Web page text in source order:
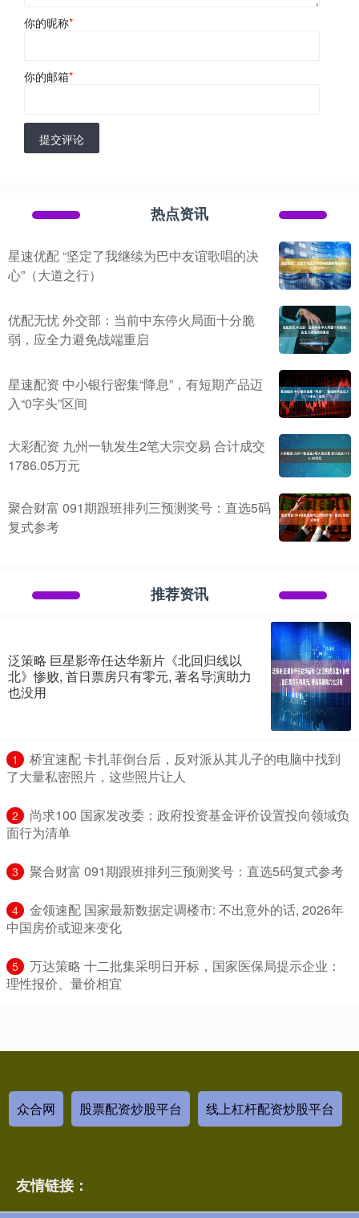
你的昵称*
你的邮箱*
提交评论
热点资讯
星速优配 “坚定了我继续为巴中友谊歌唱的决
心”（大道之行）
优配无忧 外交部：当前中东停火局面十分脆
弱，应全力避免战端重启
星速配资 中小银行密集“降息”，有短期产品迈
入“0字头”区间
大彩配资 九州一轨发生2笔大宗交易 合计成交
1786.05万元
聚合财富 091期跟班排列三预测奖号：直选5码
复式参考
推荐资讯
泛策略 巨星影帝任达华新片《北回归线以
北》惨败, 首日票房只有零元, 著名导演助力
也没用
1
​桥宜速配 卡扎菲倒台后，反对派从其儿子的电脑中找到
了大量私密照片，这些照片让人
2
​尚求100 国家发改委：政府投资基金评价设置投向领域负
面行为清单
3 ​聚合财富 091期跟班排列三预测奖号：直选5码复式参考
4
​金领速配 国家最新数据定调楼市: 不出意外的话, 2026年
中国房价或迎来变化
5
​万达策略 十二批集采明日开标，国家医保局提示企业：
理性报价、量价相宜
众合网 股票配资炒股平台 线上杠杆配资炒股平台
友情链接：